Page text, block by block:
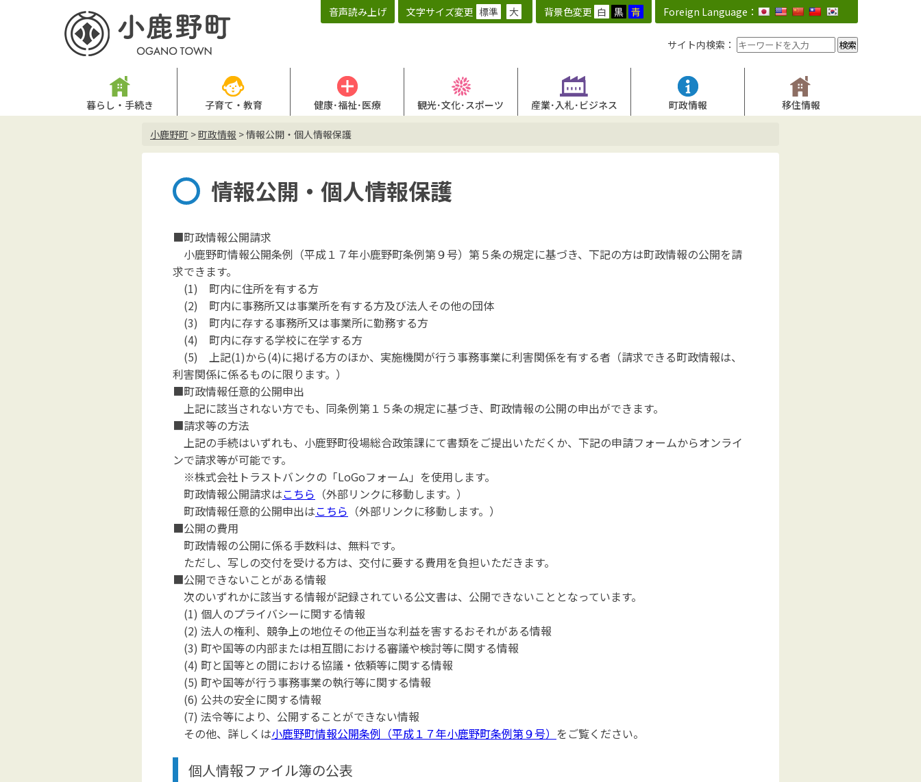
音声読み上げ 文字サイズ変更 標準 大 背景色変更 白 黒 青 Foreign Language：
サイト内検索：
暮らし・手続き 子育て・教育 健康･福祉･医療 観光･文化･スポーツ 産業･入札･ビジネス 町政情報 移住情報
小鹿野町 >町政情報 >情報公開・個人情報保護
情報公開・個人情報保護
■町政情報公開請求
小鹿野町情報公開条例（平成１７年小鹿野町条例第９号）第５条の規定に基づき、下記の方は町政情報の公開を請
求できます。
(1) 町内に住所を有する方
(2) 町内に事務所又は事業所を有する方及び法人その他の団体
(3) 町内に存する事務所又は事業所に勤務する方
(4) 町内に存する学校に在学する方
(5) 上記(1)から(4)に掲げる方のほか、実施機関が行う事務事業に利害関係を有する者（請求できる町政情報は、
利害関係に係るものに限ります。）
■町政情報任意的公開申出
上記に該当されない方でも、同条例第１５条の規定に基づき、町政情報の公開の申出ができます。
■請求等の方法
上記の手続はいずれも、小鹿野町役場総合政策課にて書類をご提出いただくか、下記の申請フォームからオンライ
ンで請求等が可能です。
※株式会社トラストバンクの「LoGoフォーム」を使用します。
町政情報公開請求はこちら （外部リンクに移動します。）
町政情報任意的公開申出はこちら （外部リンクに移動します。）
■公開の費用
町政情報の公開に係る手数料は、無料です。
ただし、写しの交付を受ける方は、交付に要する費用を負担いただきます。
■公開できないことがある情報
次のいずれかに該当する情報が記録されている公文書は、公開できないこととなっています。
(1) 個人のプライバシーに関する情報
(2) 法人の権利、競争上の地位その他正当な利益を害するおそれがある情報
(3) 町や国等の内部または相互間における審議や検討等に関する情報
(4) 町と国等との間における協議・依頼等に関する情報
(5) 町や国等が行う事務事業の執行等に関する情報
(6) 公共の安全に関する情報
(7) 法令等により、公開することができない情報
その他、詳しくは小鹿野町情報公開条例（平成１７年小鹿野町条例第９号） をご覧ください。
個人情報ファイル簿の公表